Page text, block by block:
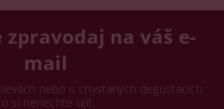
zpravodaj na váš e-
mail
nebo o chystaných degustacích.
si nenechte ujít.